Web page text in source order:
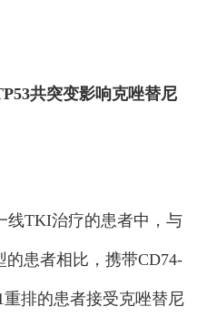
共突变影响克唑替尼
线TKI治疗的患者中，与
的患者相比，携带CD74-
重排的患者接受克唑替尼